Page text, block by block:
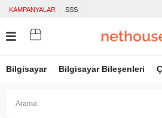
KAMPANYALAR SSS
Bilgisayar Bilgisayar Bileşenleri